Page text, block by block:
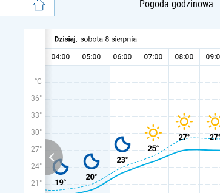
Pogoda godzinowa
°C
36°
33°
30°
27°
24°
21°